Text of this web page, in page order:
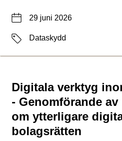
Datum29 juni 2026
EtiketterDataskydd
Digitala verktyg
- Genomförande
om ytterligare
bolagsrätten
Typ av sida